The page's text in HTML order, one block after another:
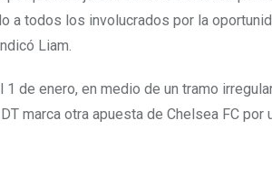
todos los involucrados por la
Liam.
de enero, en medio de un tramo
marca otra apuesta de Chelsea FC por